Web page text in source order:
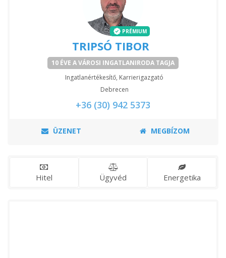
PRÉMIUM
TRIPSÓ TIBOR
10 ÉVE A VÁROSI INGATLANIRODA TAGJA
Ingatlanértékesítő, Karrierigazgató
Debrecen
+36 (30) 942 5373
ÜZENET MEGBÍZOM
Hitel Ügyvéd Energetika